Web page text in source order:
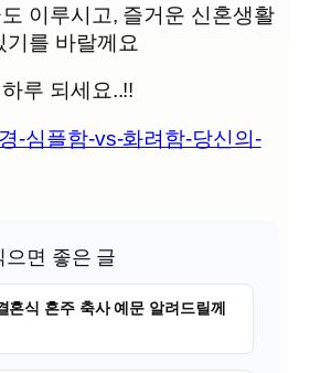
이루시고, 즐거운 신혼생활
기를 바랄께요
루 되세요..!!
-심플함-vs-화려함-당신의-
으면 좋은 글
혼식 혼주 축사 예문 알려드릴께